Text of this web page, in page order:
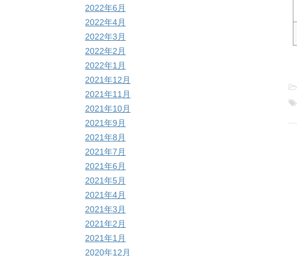
2022年6月
2022年4月
2022年3月
2022年2月
2022年1月
2021年12月
2021年11月
2021年10月
2021年9月
2021年8月
2021年7月
2021年6月
2021年5月
2021年4月
2021年3月
2021年2月
2021年1月
2020年12月